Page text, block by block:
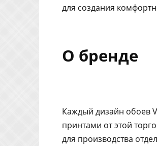
для создания
О бренде
Каждый дизайн обоев
принтами от этой
для производства